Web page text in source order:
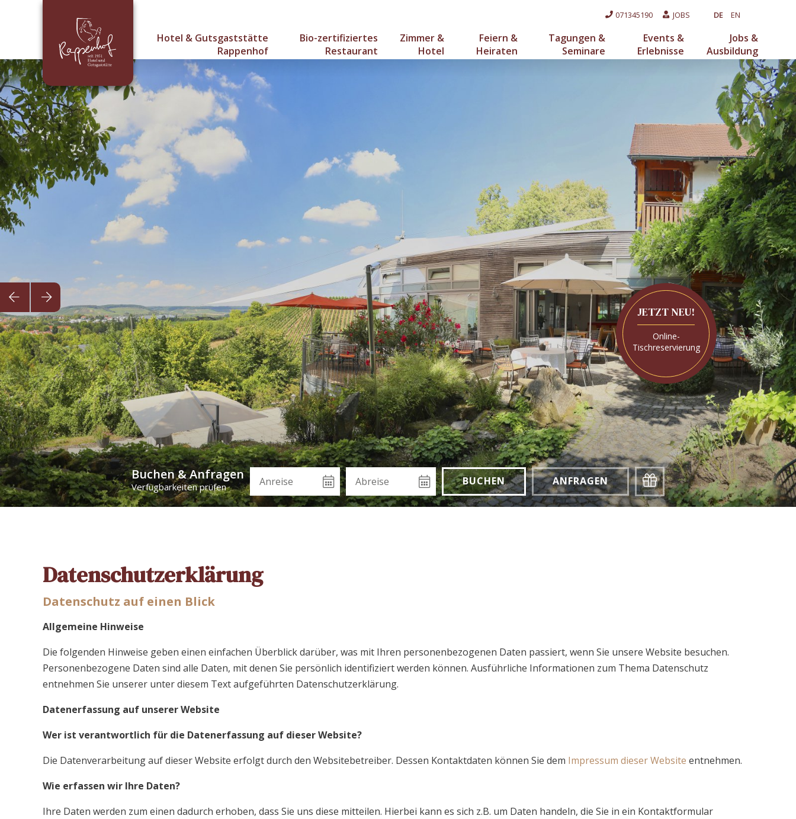
071345190 JOBS DE EN
Hotel & Gutsgaststätte
Rappenhof
Bio-zertifiziertes
Restaurant
Zimmer &
Hotel
Feiern &
Heiraten
Tagungen &
Seminare
Events &
Erlebnisse
Jobs &
Ausbildung
Buchen & Anfragen
Verfügbarkeiten prüfen
Anreise Abreise Buchen Anfragen Gutschein
JETZT NEU!
Online-
Tischreservierung
Datenschutzerklärung
Datenschutz auf einen Blick
Allgemeine Hinweise
Die folgenden Hinweise geben einen einfachen Überblick darüber, was mit Ihren personenbezogenen Daten passiert, wenn Sie unsere Website besuchen.
Personenbezogene Daten sind alle Daten, mit denen Sie persönlich identifiziert werden können. Ausführliche Informationen zum Thema Datenschutz
entnehmen Sie unserer unter diesem Text aufgeführten Datenschutzerklärung.
Datenerfassung auf unserer Website
Wer ist verantwortlich für die Datenerfassung auf dieser Website?
Die Datenverarbeitung auf dieser Website erfolgt durch den Websitebetreiber. Dessen Kontaktdaten können Sie dem Impressum dieser Website entnehmen.
Wie erfassen wir Ihre Daten?
Ihre Daten werden zum einen dadurch erhoben, dass Sie uns diese mitteilen. Hierbei kann es sich z.B. um Daten handeln, die Sie in ein Kontaktformular